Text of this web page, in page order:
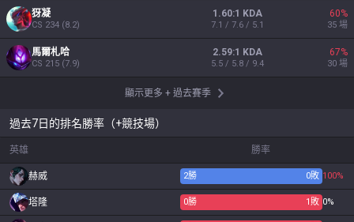
犽凝
CS 234 (8.2)
1.60:1 KDA
7.1 / 7.6 / 5.1
60%
35 場
馬爾札哈
CS 215 (7.9)
2.59:1 KDA
5.5 / 5.8 / 9.4
67%
30 場
顯示更多 + 過去賽季
過去7日的排名勝率（+競技場）
英雄 勝率
赫威 2勝 0敗 100%
塔隆 0勝 1 敗 0%